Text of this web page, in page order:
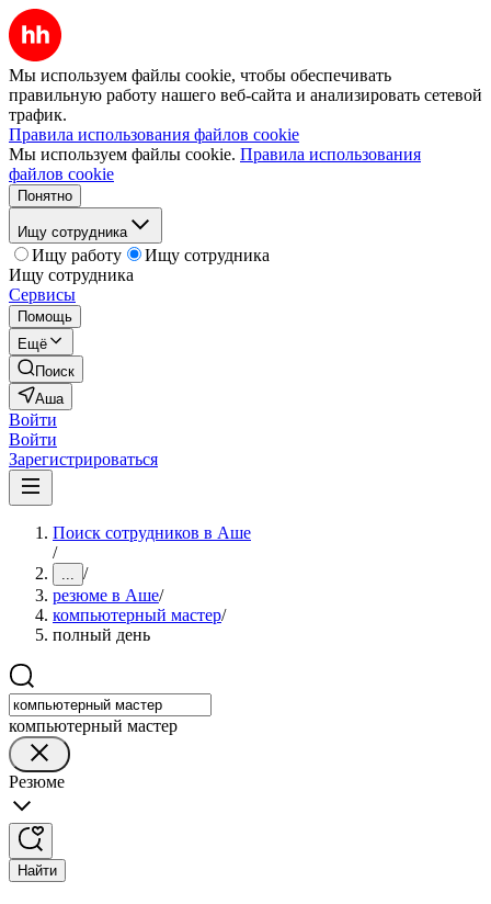
Мы используем файлы cookie, чтобы обеспечивать
правильную работу нашего веб-сайта и анализировать сетевой
трафик.
Правила использования файлов cookie
Мы используем файлы cookie. Правила использования
файлов cookie
Понятно
Ищу сотрудника
Ищу работу
Ищу сотрудника
Ищу сотрудника
Сервисы
Помощь
Ещё
Поиск
Аша
Войти
Войти
Зарегистрироваться
Поиск сотрудников в Аше
/
... /
резюме в Аше/
компьютерный мастер/
полный день
компьютерный мастер
Резюме
Найти